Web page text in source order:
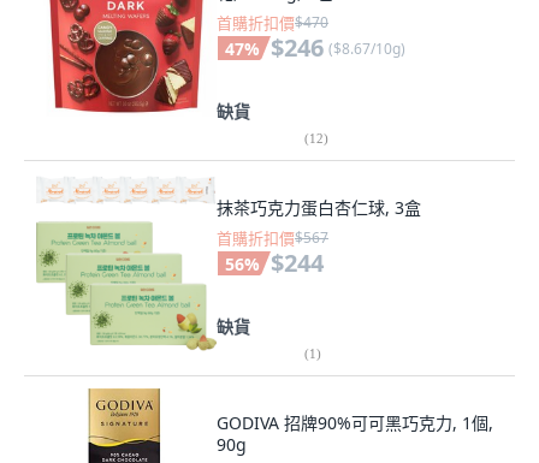
首購折扣價$470
47% $246 ($8.67/10g)
缺貨
(12)
抹茶巧克力蛋白杏仁球, 3盒
首購折扣價$567
56% $244
缺貨
(1)
GODIVA 招牌90%可可黑巧克力, 1個,
90g